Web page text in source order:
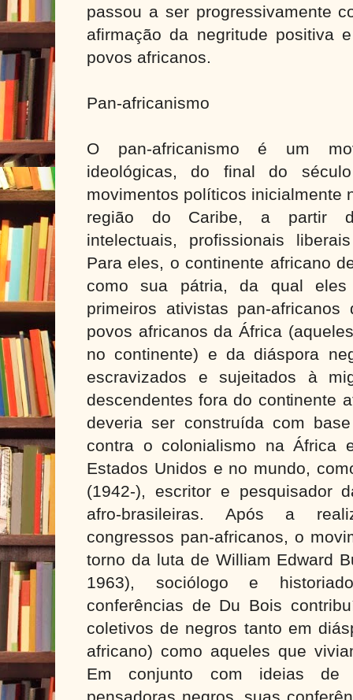
passou a ser progressivamente
afirmação da negritude positiva
povos africanos.
Pan-africanismo
O pan-africanismo é um
ideológicas, do final do
movimentos políticos inicialmente
região do Caribe, a partir
intelectuais, profissionais
Para eles, o continente africano
como sua pátria, da qual eles
primeiros ativistas pan-
povos africanos da África
no continente) e da diáspora
escravizados e sujeitados à
descendentes fora do continente
deveria ser construída com
contra o colonialismo na África
Estados Unidos e no mundo,
(1942-), escritor e pesquisador
afro-brasileiras. Após a
congressos pan-africanos, o
torno da luta de William Edward
1963), sociólogo e
conferências de Du Bois
coletivos de negros tanto em
africano) como aqueles que
Em conjunto com ideias de